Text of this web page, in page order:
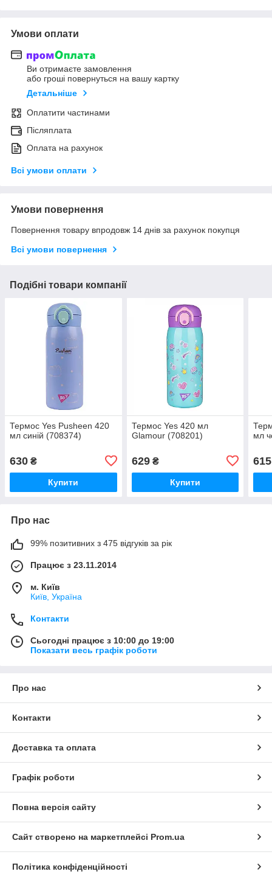
Умови оплати
Ви отримаєте замовлення
або гроші повернуться на вашу картку
Детальніше
Оплатити частинами
Післяплата
Оплата на рахунок
Всі умови оплати
Умови повернення
Повернення товару впродовж 14 днів за рахунок покупця
Всі умови повернення
Подібні товари компанії
Термос Yes Pusheen 420
мл синій (708374)
630 ₴
Купити
Термос Yes 420 мл
Glamour (708201)
629₴
Купити
мл
615
Про нас
99% позитивних з 475 відгуків за рік
Працює з 23.11.2014
м. Київ
Київ, Україна
Контакти
Сьогодні працює з 10:00 до 19:00
Показати весь графік роботи
Про нас
Контакти
Доставка та оплата
Графік роботи
Повна версія сайту
Сайт створено на маркетплейсі Prom.ua
Політика конфіденційності